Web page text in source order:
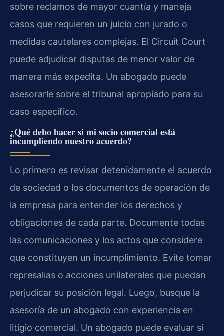
sobre reclamos de mayor cuantía y maneja
casos que requieren un juicio con jurado o
medidas cautelares complejas. El Circuit Court
puede adjudicar disputas de menor valor de
manera más expedita. Un abogado puede
asesorarle sobre el tribunal apropiado para su
caso específico.
¿Qué debo hacer si mi socio comercial está
incumpliendo nuestro acuerdo?
Lo primero es revisar detenidamente el acuerdo
de sociedad o los documentos de operación de
la empresa para entender los derechos y
obligaciones de cada parte. Documente todas
las comunicaciones y los actos que considere
que constituyen un incumplimiento. Evite tomar
represalias o acciones unilaterales que puedan
perjudicar su posición legal. Luego, busque la
asesoría de un abogado con experiencia en
litigio comercial. Un abogado puede evaluar si